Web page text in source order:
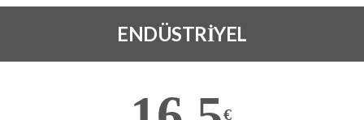
ENDÜSTRİYEL
€